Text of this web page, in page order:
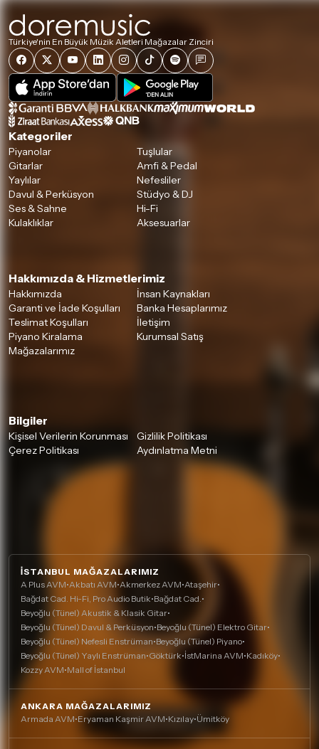
Türkiye'nin En Büyük Müzik Aletleri Mağazalar Zinciri
Kategoriler
Piyanolar
Tuşlular
Gitarlar
Amfi & Pedal
Yaylılar
Nefesliler
Davul & Perküsyon
Stüdyo & DJ
Ses & Sahne
Hi-Fi
Kulaklıklar
Aksesuarlar
Hakkımızda & Hizmetlerimiz
Hakkımızda
İnsan Kaynakları
Garanti ve İade Koşulları
Banka Hesaplarımız
Teslimat Koşulları
İletişim
Piyano Kiralama
Kurumsal Satış
Mağazalarımız
Bilgiler
Kişisel Verilerin Korunması
Gizlilik Politikası
Çerez Politikası
Aydınlatma Metni
İSTANBUL MAĞAZALARIMIZ
A Plus AVM•Akbatı AVM•Akmerkez AVM•Ataşehir•
Bağdat Cad. Hi-Fi, Pro Audio Butik•Bağdat Cad.•
Beyoğlu (Tünel) Akustik & Klasik Gitar•
Beyoğlu (Tünel) Davul & Perküsyon•Beyoğlu (Tünel) Elektro Gitar•
Beyoğlu (Tünel) Nefesli Enstrüman•Beyoğlu (Tünel) Piyano•
Beyoğlu (Tünel) Yaylı Enstrüman•Göktürk•İstMarina AVM•Kadıköy•
Kozzy AVM•Mall of İstanbul
ANKARA MAĞAZALARIMIZ
Armada AVM•Eryaman Kaşmir AVM•Kızılay•Ümitköy